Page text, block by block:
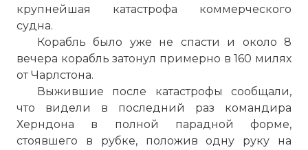
крупнейшая катастрофа коммерческого
судна.
Корабль было уже не спасти и около 8
вечера корабль затонул примерно в 160 милях
от Чарлстона.
Выжившие после катастрофы сообщали,
что видели в последний раз командира
Херндона в полной парадной форме,
стоявшего в рубке, положив одну руку на
☓